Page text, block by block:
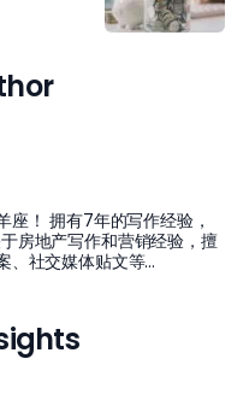
座！ 拥有7年的写作经验，
房地产写作和营销经验，擅
、社交媒体贴文等...